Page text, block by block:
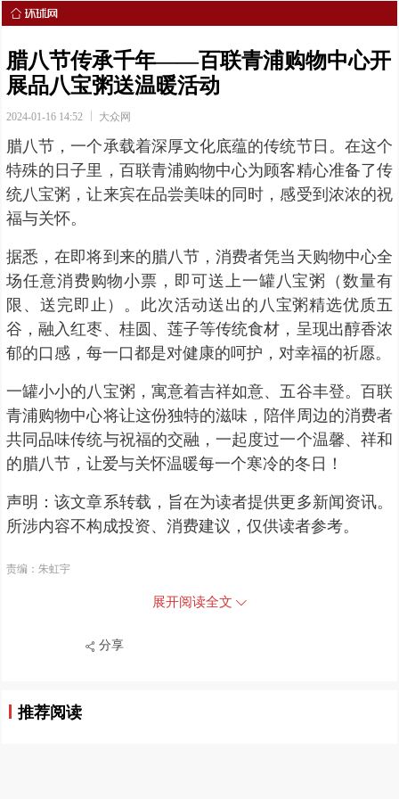
腊八节传承千年——百联青浦购物中心开
展品八宝粥送温暖活动
2024-01-16 14:52 大众网
腊八节，一个承载着深厚文化底蕴的传统节日。在这个
特殊的日子里，百联青浦购物中心为顾客精心准备了传
统八宝粥，让来宾在品尝美味的同时，感受到浓浓的祝
福与关怀。
据悉，在即将到来的腊八节，消费者凭当天购物中心全
场任意消费购物小票，即可送上一罐八宝粥（数量有
限、送完即止）。此次活动送出的八宝粥精选优质五
谷，融入红枣、桂圆、莲子等传统食材，呈现出醇香浓
郁的口感，每一口都是对健康的呵护，对幸福的祈愿。
一罐小小的八宝粥，寓意着吉祥如意、五谷丰登。百联
青浦购物中心将让这份独特的滋味，陪伴周边的消费者
共同品味传统与祝福的交融，一起度过一个温馨、祥和
的腊八节，让爱与关怀温暖每一个寒冷的冬日！
声明：该文章系转载，旨在为读者提供更多新闻资讯。
所涉内容不构成投资、消费建议，仅供读者参考。
责编：朱虹宇
展开阅读全文
分享
推荐阅读